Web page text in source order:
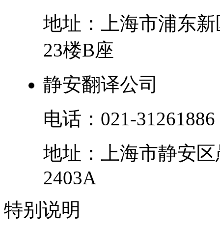
地址：
上海市浦东新
23楼B座
静安翻译公司
电话： 021-31261886
地址：
上海市静安区
2403A
特别 说明